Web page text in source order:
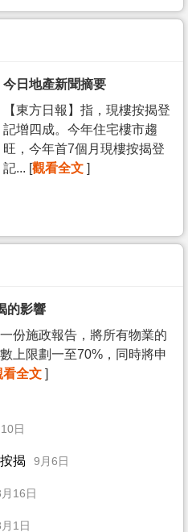
今日地產新聞摘要
【東方日報】指，現樓按揭登
記增四成。今年住宅樓市趨
旺，今年首7個月現樓按揭登
記... [觀看全文 ]
的影響
份施政報告，將所有物業的
上限劃一至70%，同時將申
看全文 ]
日
揭 9月6日
16日
1日